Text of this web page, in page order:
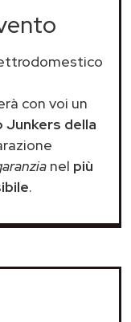
con voi un
Junkers della
nel più
.